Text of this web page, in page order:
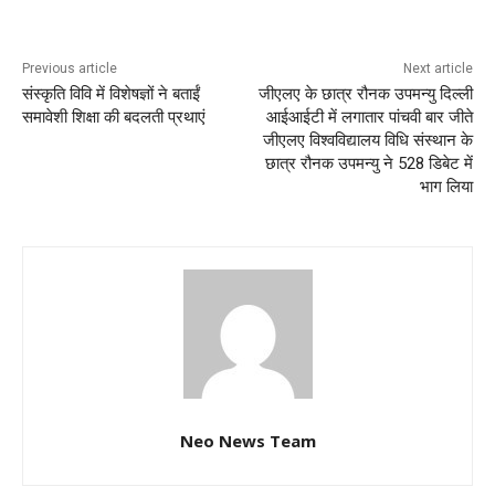
Previous article
संस्कृति विवि में विशेषज्ञों ने बताईं
समावेशी शिक्षा की बदलती प्रथाएं
Next article
जीएलए के छात्र रौनक उपमन्यु दिल्ली
आईआईटी में लगातार पांचवी बार जीते
जीएलए विश्वविद्यालय विधि संस्थान के
छात्र रौनक उपमन्यु ने 528 डिबेट में
भाग लिया
Neo News Team